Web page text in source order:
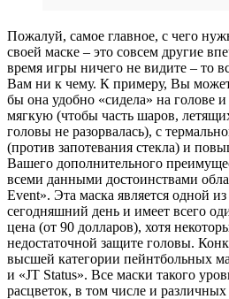
Пожалуй, самое главное, с чего
своей маске – это совсем другие
время игры ничего не видите – то
Вам ни к чему. К примеру, Вы
бы она удобно «сидела» на голове
мягкую (чтобы часть шаров,
головы не разорвалась), с
(против запотевания стекла) и
Вашего дополнительного
всеми данными достоинствами
Event». Эта маска является одной
сегодняшний день и имеет всего
цена (от 90 долларов), хотя
недостаточной защите головы.
высшей категории пейнтбольных
и «JT Status». Все маски такого
расцветок, в том числе и